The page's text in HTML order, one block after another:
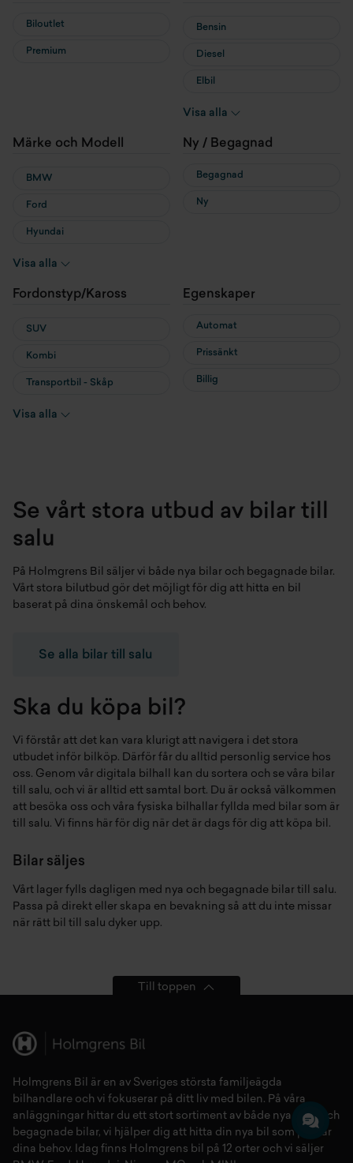
Biloutlet
Premium
Bensin
Diesel
Elbil
Hybrid
Visa alla
Märke och Modell
BMW
Ford
Hyundai
MINI
Visa alla
Ny / Begagnad
Begagnad
Ny
Fordonstyp/Kaross
SUV
Kombi
Transportbil - Skåp
Transportbil - Flak
Visa alla
Egenskaper
Automat
Prissänkt
Billig
Se vårt stora utbud av bilar till
salu
På Holmgrens Bil säljer vi både nya bilar och begagnade bilar.
Vårt stora bilutbud gör det möjligt för dig att hitta en bil
baserat på dina önskemål och behov.
Se alla bilar till salu
Ska du köpa bil?
Vi förstår att det kan vara klurigt att navigera i det stora
utbudet inför bilköp. Därför får du alltid personlig service hos
oss. Genom vår digitala bilhall kan du sortera och se våra bilar
till salu, och vi är alltid ett samtal bort. Du är också välkommen
att besöka oss och våra fysiska bilhallar fyllda med bilar som är
till salu. Vi finns här för dig när det är dags för dig att köpa bil.
Bilar säljes
Vårt lager fylls dagligen med nya och begagnade bilar till salu.
Passa på direkt eller skapa en bevakning så att du inte missar
när rätt bil till salu dyker upp.
Till toppen
Holmgrens Bil är en av Sveriges största familjeägda
bilhandlare och vi fokuserar på ditt liv med bilen. På våra
anläggningar hittar du ett stort sortiment av både nya bilaroch
begagnade bilar, vi hjälper dig att hitta din nya bil som passar
dina behov. Idag finns Holmgrens bil på 12 orter och vi säljer